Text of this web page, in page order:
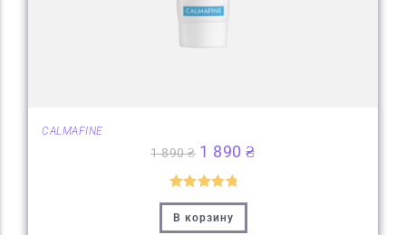
CALMAFINE
1 890₴ 1 890₴
Оценка5
из 5
В корзину